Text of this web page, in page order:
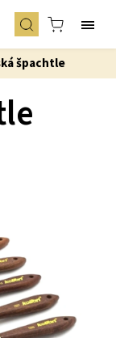
špachtle